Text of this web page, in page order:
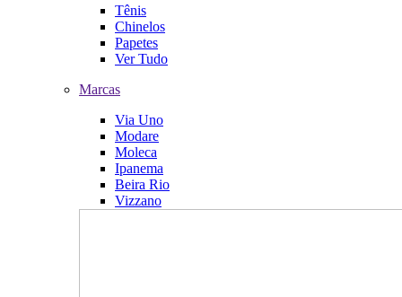
Tênis
Chinelos
Papetes
Ver Tudo
Marcas
Via Uno
Modare
Moleca
Ipanema
Beira Rio
Vizzano